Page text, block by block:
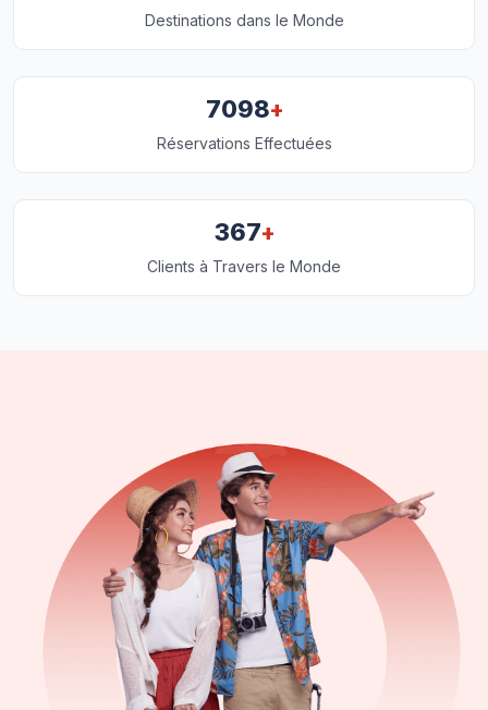
Destinations dans le Monde
7098+
Réservations Effectuées
367+
Clients à Travers le Monde